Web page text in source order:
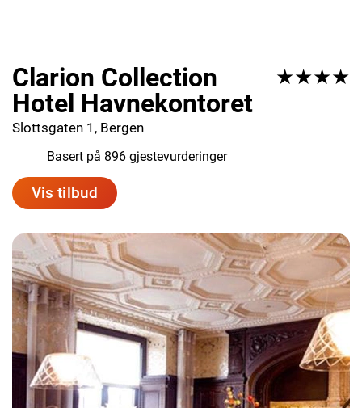
Clarion Collection
Hotel Havnekontoret
★★★★
Slottsgaten 1, Bergen
Basert på 896 gjestevurderinger
Vis tilbud